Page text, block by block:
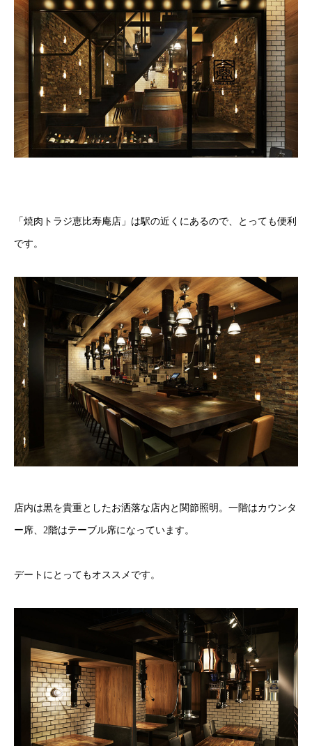
「焼肉トラジ恵比寿庵店」は駅の近くにあるので、とっても便利
です。
店内は黒を貴重としたお洒落な店内と関節照明。一階はカウンタ
ー席、2階はテーブル席になっています。
デートにとってもオススメです。